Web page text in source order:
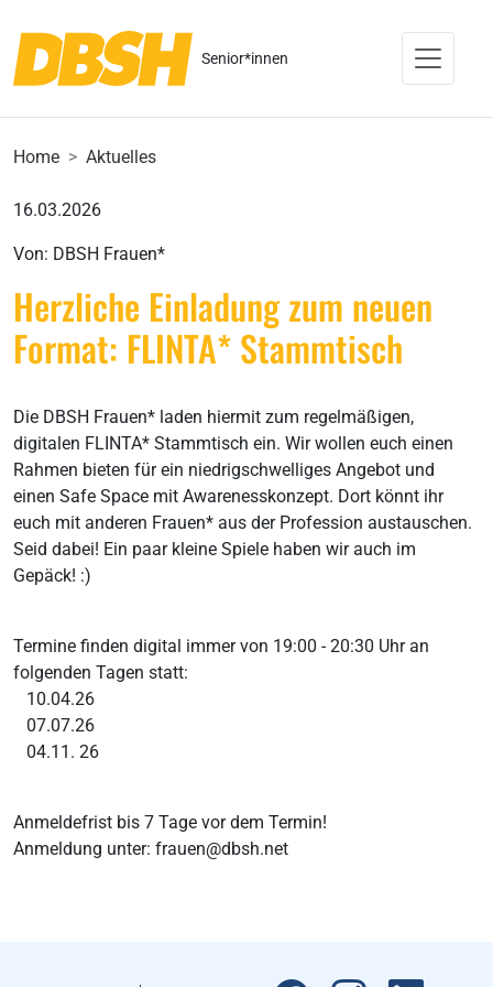
Senior*innen
Home Aktuelles
16.03.2026
Von: DBSH Frauen*
Herzliche Einladung zum neuen
Format: FLINTA* Stammtisch
Die DBSH Frauen* laden hiermit zum regelmäßigen,
digitalen FLINTA* Stammtisch ein. Wir wollen euch einen
Rahmen bieten für ein niedrigschwelliges Angebot und
einen Safe Space mit Awarenesskonzept. Dort könnt ihr
euch mit anderen Frauen* aus der Profession austauschen.
Seid dabei! Ein paar kleine Spiele haben wir auch im
Gepäck! :)
Termine finden digital immer von 19:00 - 20:30 Uhr an
folgenden Tagen statt:
10.04.26
07.07.26
04.11. 26
Anmeldefrist bis 7 Tage vor dem Termin!
Anmeldung unter: frauen@dbsh.net